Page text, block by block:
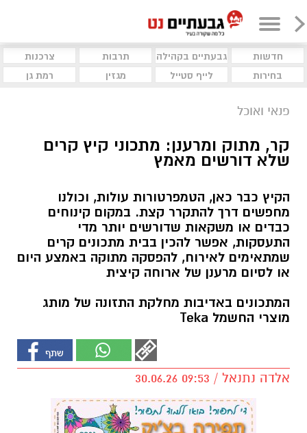
חדשות גבעתיים בקהילה תרבות
צרכנות
בחירות
לייף סטייל מגזין רמת גן
פנאי ואוכל
קר, מתוק ומרענן: מתכוני קיץ קרים
שלא דורשים מאמץ
הקיץ כבר כאן, הטמפרטורות עולות, וכולנו
מחפשים דרך להתקרר קצת. במקום קינוחים
כבדים או משקאות שדורשים יותר מדי
התעסקות, אפשר להכין בבית מתכונים קרים
שמתאימים לאירוח, להפסקה מתוקה באמצע היום
או לסיום מרענן של ארוחה קיצית
המתכונים באדיבות מחלקת התזונה של מותג
מוצרי החשמל Teka
אלדה נתנאל / 09:53 30.06.26